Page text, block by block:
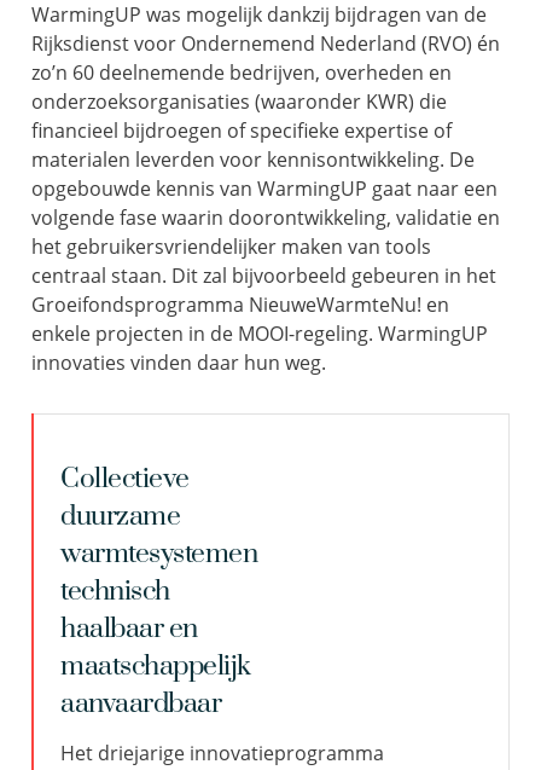
WarmingUP was mogelijk dankzij bijdragen van de
Rijksdienst voor Ondernemend Nederland (RVO) én
zo’n 60 deelnemende bedrijven, overheden en
onderzoeksorganisaties (waaronder KWR) die
financieel bijdroegen of specifieke expertise of
materialen leverden voor kennisontwikkeling. De
opgebouwde kennis van WarmingUP gaat naar een
volgende fase waarin doorontwikkeling, validatie en
het gebruikersvriendelijker maken van tools
centraal staan. Dit zal bijvoorbeeld gebeuren in het
Groeifondsprogramma NieuweWarmteNu! en
enkele projecten in de MOOI-regeling. WarmingUP
innovaties vinden daar hun weg.
Collectieve
duurzame
warmtesystemen
technisch
haalbaar en
maatschappelijk
aanvaardbaar
Het driejarige innovatieprogramma